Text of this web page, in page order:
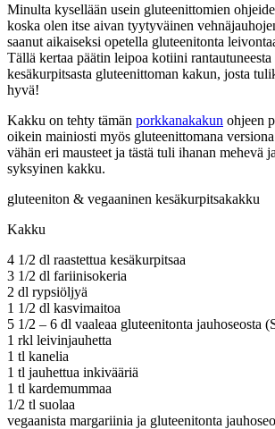
Minulta kysellään usein gluteenittomien
koska olen itse aivan tyytyväinen
saanut aikaiseksi opetella gluteenitonta
Tällä kertaa päätin leipoa kotiini rantautuneesta
kesäkurpitsasta gluteenittoman kakun, josta
hyvä!
Kakku on tehty tämän porkkanakakun ohjeen
oikein mainiosti myös gluteenittomana
vähän eri mausteet ja tästä tuli ihanan mehevä
syksyinen kakku.
gluteeniton & vegaaninen kesäkurpitsakakku
Kakku
4 1/2 dl raastettua kesäkurpitsaa
3 1/2 dl fariinisokeria
2 dl rypsiöljyä
1 1/2 dl kasvimaitoa
5 1/2 – 6 dl vaaleaa gluteenitonta jauhoseosta
1 rkl leivinjauhetta
1 tl kanelia
1 tl jauhettua inkivääriä
1 tl kardemummaa
1/2 tl suolaa
vegaanista margariinia ja gluteenitonta